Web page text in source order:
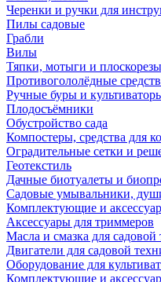
Черенки и ручки для
Пилы садовые
Грабли
Вилы
Тяпки, мотыги и плоскорезы
Противогололёдные
Ручные буры и
Плодосъёмники
Обустройство сада
Компостеры, средства для
Оградительные сетки и
Геотекстиль
Дачные биотуалеты и
Садовые умывальники,
Комплектующие и
Аксессуары для триммеров
Масла и смазка для садовой
Двигатели для садовой
Оборудование для
Комплектующие и